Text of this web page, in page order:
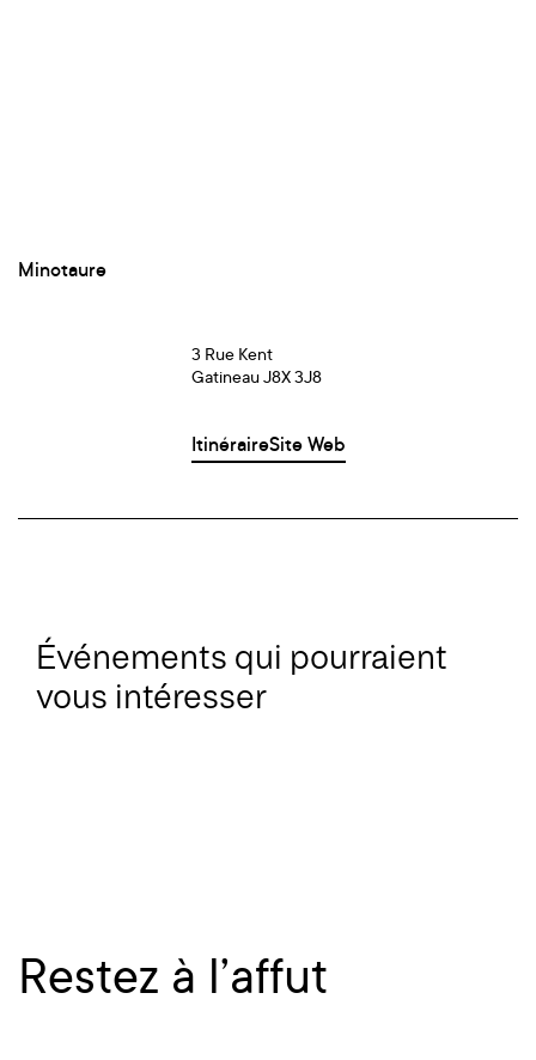
Minotaure
3 Rue Kent
Gatineau J8X 3J8
ItinéraireSite Web
Événements qui pourraient
vous intéresser
Restez à l’affut